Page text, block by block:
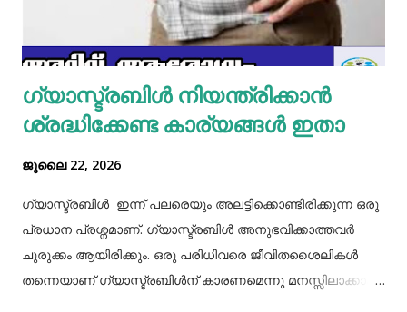
മല്ലിയില എന്നിവ ചേർത്തൊരു മിക്സ്‌ തയാറാക്കാം. ഇനി
ഒരു പാനിൽ കുറച്ച് നെയ്യ് തടവിയ ശേഷം അതിൽ തയാ...
ഗ്യാസ്ട്രബിൾ നിയന്ത്രിക്കാൻ
ശ്രദ്ധിക്കേണ്ട കാര്യങ്ങൾ ഇതാ
ജൂലൈ 22, 2026
ഗ്യാസ്ട്രബിൾ ഇന്ന് പലരെയും അലട്ടിക്കൊണ്ടിരിക്കുന്ന ഒരു
പ്രധാന പ്രശ്നമാണ്. ഗ്യാസ്ട്രബിൾ അനുഭവിക്കാത്തവർ
ചുരുക്കം ആയിരിക്കും. ഒരു പരിധിവരെ ജീവിതശൈലികൾ
തന്നെയാണ് ഗ്യാസ്ട്രബിൾന് കാരണമെന്നു മനസ്സിലാക്കാം.